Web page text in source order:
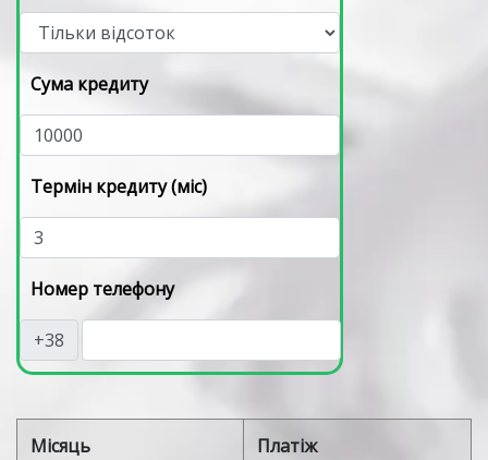
Сума кредиту
Термін кредиту (міс)
Номер телефону
+38
Місяць Платіж